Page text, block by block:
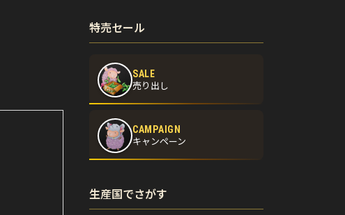
特売セール
SALE
売り出し
CAMPAIGN
キャンペーン
生産国でさがす